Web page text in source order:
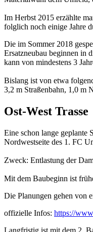
Im Herbst 2015 erzählte
folglich noch einige Jahre
Die im Sommer 2018
Ersatzneubau beginnen in
kann von mindestens 3
Bislang ist von etwa
3,2 m Straßenbahn, 1,0 m
Ost-West Trasse
Eine schon lange geplante
Nordwestseite des 1. FC
Zweck: Entlastung der
Mit dem Baubeginn ist
Die Planungen gehen von
offizielle Infos: https://
Langfristig ist mit dem 2.